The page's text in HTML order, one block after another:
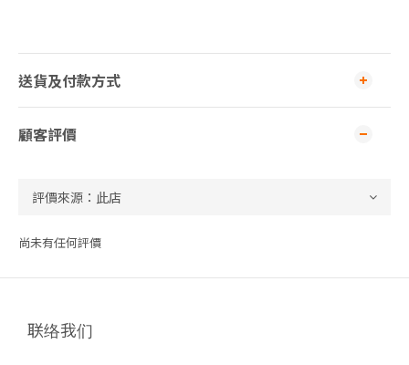
送貨及付款方式
顧客評價
尚未有任何評價
联络我们